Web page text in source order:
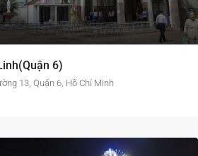
6)
13, Quận 6, Hồ Chí Minh